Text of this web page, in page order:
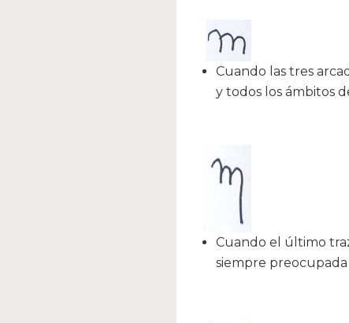
Cuando las tres
y todos los ámbitos
Cuando el último
siempre